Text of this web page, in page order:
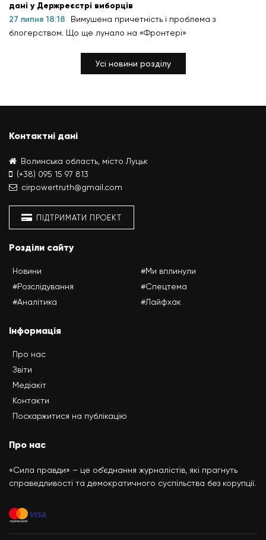
дані у Держреєстрі виборців
27 липня 18:18
Вимушена причетність і проблема з
блогерством. Що ще лунало на «Фронтері»
Усі новини розділу
Контактні дані
Волинська область, місто Луцьк
(+38) 095 15 97 813
cirpowertruth@gmail.com
ПІДТРИМАТИ ПРОЕКТ
Розділи сайту
Новини
#Розслідування
#Аналітика
#Ми вплинули
#Спецтема
#Лайфхак
Інформація
Про нас
Звіти
Медіакіт
Контакти
Поскаржитися на публікацію
Про нас
«Сила правди» – це об’єднання журналістів, які прагнуть
справедливості та демократичного суспільства без корупції.